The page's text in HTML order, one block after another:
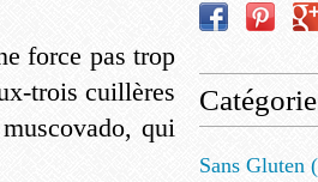
force pas trop
trois cuillères
qui
Sans Gluten